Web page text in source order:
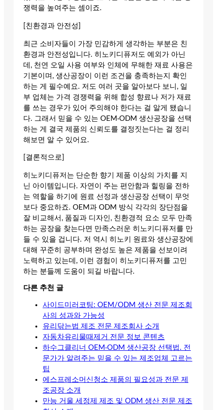
쟁력을 높여주는 셈이죠.
[친환경과 안전성]
최근 소비자들이 가장 민감하게 생각하는 부분은 친
환경과 안전성입니다. 히노키디퓨저도 예외가 아닌
데, 천연 오일 사용 여부와 인체에 무해한 재료 사용은
기본이며, 생산공장이 이런 조건을 충족하는지 확인
하는 게 필수예요. 저도 여러 곳을 알아보다 보니, 일
부 업체는 가격 경쟁력을 위해 합성 향료나 저가 재료
를 쓰는 경우가 있어 주의해야 한다는 걸 알게 됐습니
다. 그래서 믿을 수 있는 OEM·ODM 생산공장을 선택
하는 게 결국 제품의 신뢰도를 결정짓는다는 걸 정리
해보면 알 수 있어요.
[결론적으로]
히노키디퓨저는 단순한 향기 제품 이상의 가치를 지
닌 아이템입니다. 자연이 주는 편안함과 힐링을 전하
는 역할을 하기에 원료 선정과 생산공장 선택이 무엇
보다 중요하죠. OEM과 ODM 방식 각각의 장단점을
잘 비교해서, 품질과 디자인, 친환경적 요소 모두 만족
하는 공장을 찾는다면 만족스러운 히노키디퓨저를 만
들 수 있을 겁니다. 저 역시 히노키 원료와 생산공장에
대해 꾸준히 공부하며 완성도 높은 제품을 선보이려
노력하고 있는데, 이런 경험이 히노키디퓨저를 고민
하는 분들께 도움이 되길 바랍니다.
다른 추천 글
사이드미러코팅: OEM/ODM 생산 전문 제조회
사의 성과와 가능성
유리닦는법 제조 전문 제조회사 소개
자동차유리물때제거 전문 정보 콘텐츠
하수그클리너 OEM·ODM 생산공장 선택법. 전
문가가 알려주는 믿을 수 있는 제조업체 고르는
팁
에스프레소머신청소 제품의 필요성과 전문 제
조공장 소개
만능 거울 세정제 제조 및 ODM 생산 전문 제조